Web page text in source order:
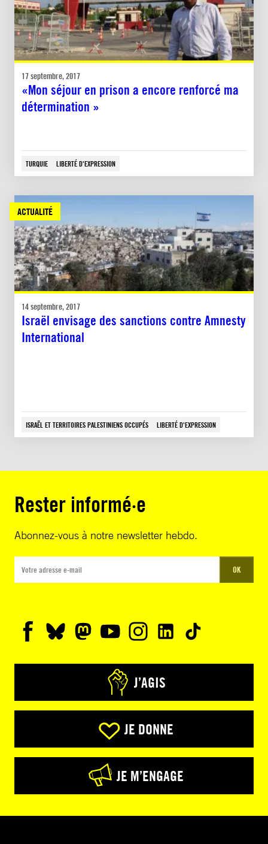
17 septembre, 2017
«Mon séjour en prison a encore renforcé ma
détermination »
TURQUIE LIBERTÉ D'EXPRESSION
ACTUALITÉ
14 septembre, 2017
Israël envisage des sanctions contre Amnesty
International
ISRAËL ET TERRITOIRES PALESTINIENS OCCUPÉS LIBERTÉ D'EXPRESSION
Rester informé·e
Abonnez-vous à notre newsletter hebdo.
OK
J’AGIS
JE DONNE
JE M’ENGAGE